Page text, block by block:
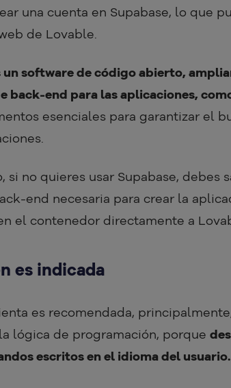
una cuenta en Supabase, lo que
de Lovable.
un software de código abierto,
back-end para las aplicaciones,
esenciales para garantizar el
si no quieres usar Supabase,
end necesaria para crear la
el contenedor directamente a
es indicada
es recomendada,
lógica de programación, porque
escritos en el idioma del usuario.